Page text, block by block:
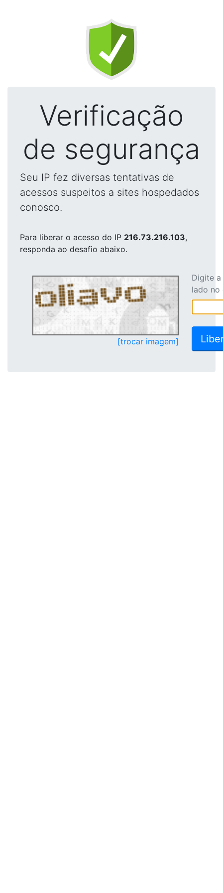
Verificação
de segurança
Seu IP fez diversas tentativas de
acessos suspeitos a sites hospedados
conosco.
Para liberar o acesso do IP 216.73.216.103,
responda ao desafio abaixo.
[trocar imagem]
Digite
lado no